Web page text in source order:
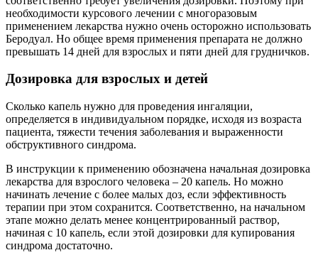
необходимости курсового лечении с многоразовым
применением лекарства нужно очень осторожно использовать
Беродуал. Но общее время применения препарата не должно
превышать 14 дней для взрослых и пяти дней для грудничков.
Дозировка для взрослых и детей
Сколько капель нужно для проведения ингаляции,
определяется в индивидуальном порядке, исходя из возраста
пациента, тяжести течения заболевания и выраженности
обструктивного синдрома.
В инструкции к применению обозначена начальная дозировка
лекарства для взрослого человека – 20 капель. Но можно
начинать лечение с более малых доз, если эффективность
терапии при этом сохранится. Соответственно, на начальном
этапе можно делать менее концентрированный раствор,
начиная с 10 капель, если этой дозировки для купирования
синдрома достаточно.